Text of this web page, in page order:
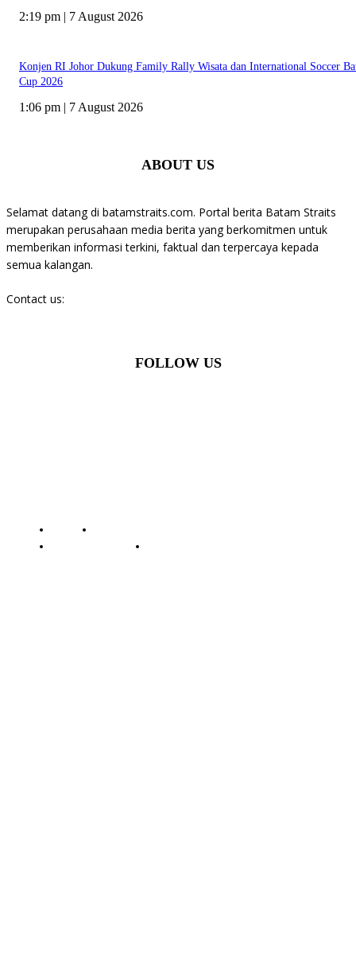
2:19 pm | 7 August 2026
Konjen RI Johor Dukung Family Rally Wisata dan International Soccer
Cup 2026
1:06 pm | 7 August 2026
ABOUT US
Selamat datang di batamstraits.com. Portal berita Batam Straits
merupakan perusahaan media berita yang berkomitmen untuk
memberikan informasi terkini, faktual dan terpercaya kepada
semua kalangan.
Contact us:
FOLLOW US